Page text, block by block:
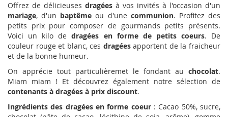
Offrez de délicieuses dragées à vos invités à l'occasion d'un
mariage, d'un baptêmeou d'une communion. Profitez des
petits prix pour composer de gourmands petits présents.
Voici un kilo dedragées en forme de petits coeurs. De
couleur rouge et blanc, ces dragéesapportent de la fraicheur
et de la bonne humeur.
On apprécie tout particulièremet le fondant au chocolat.
Miam miam ! Et découvrez également notre sélection de
contenants à dragées à prix discount.
Ingrédients des dragées en forme coeur : Cacao 50%, sucre,